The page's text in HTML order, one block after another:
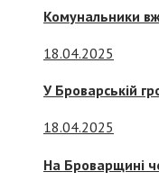
Комунальники
18.04.2025
У Броварській
18.04.2025
На Броварщині